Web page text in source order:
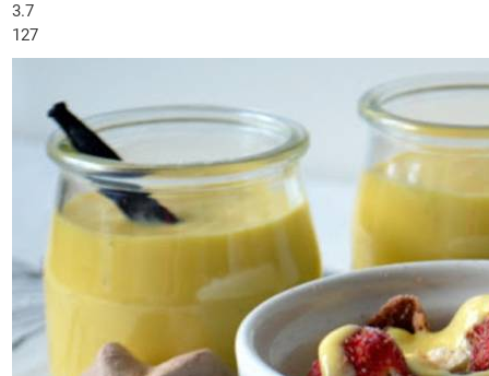
3.7
127